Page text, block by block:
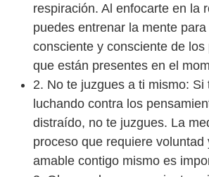
respiración. Al enfocarte en la
puedes entrenar la mente
consciente y consciente de los
que están presentes en el
2. No te juzgues a ti mismo: Si
luchando contra los
distraído, no te juzgues. La
proceso que requiere voluntad
amable contigo mismo es